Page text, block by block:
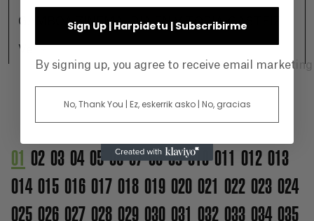
GAMBOA ZINEMALDIA EN VITORIA-GASTEIZ
Ver +
01 02 03 04 05 06 07 08 09 010 011 012 013
014 015 016 017 018 019 020 021 022 023 024
025 026 027 028 029 030 031 032 033 034 035
Sign Up | Harpidetu | Subscribirme
By signing up, you agree to receive email
No, Thank You | Ez, eskerrik asko | No, gracias